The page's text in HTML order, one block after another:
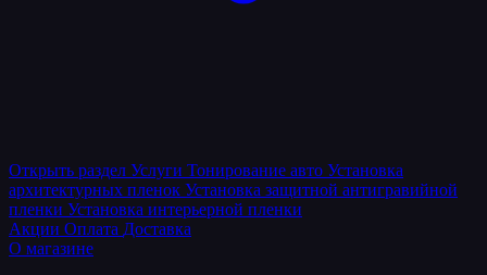
Открыть раздел Услуги Тонирование авто Установка
архитектурных пленок Установка защитной антигравийной
пленки Установка интерьерной пленки
Акции Оплата Доставка
О магазине